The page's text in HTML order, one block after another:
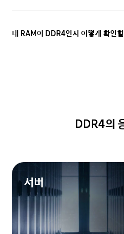
내 RAM이 DDR4인지 어떻게 확인
DDR4의
서버